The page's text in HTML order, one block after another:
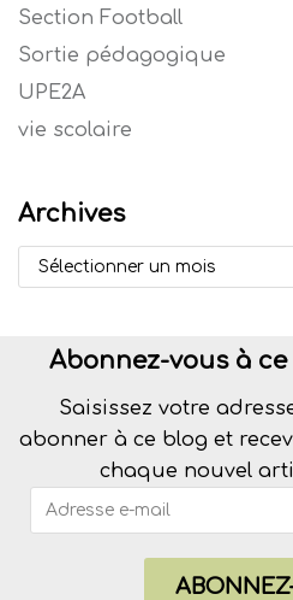
Section Football
Sortie pédagogique
UPE2A
vie scolaire
Archives
Abonnez-vous à
Saisissez votre
abonner à ce blog et
chaque nouvel